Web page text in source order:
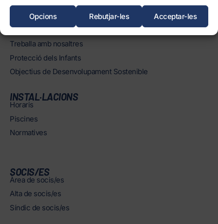
Acceptar-les
Rebutjar-les
Opcions
Òrgans
Informació corporativa i transparència
Treballa amb nosaltres
Protecció dels Infants
Objectius de Desenvolupament Sostenible
INSTAL·LACIONS
Horaris
Piscines
Normatives
SOCIS/ES
Àrea de socis/es
Alta de socis/es
Síndic de socis/es